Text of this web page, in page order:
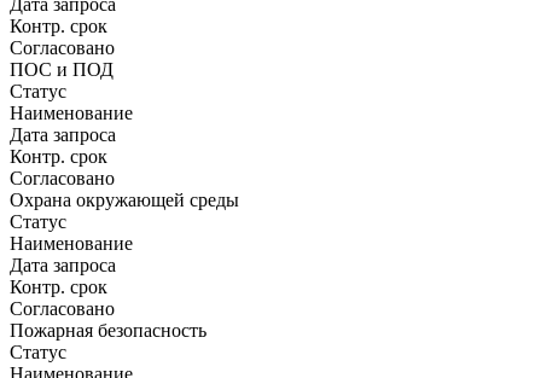
Дата запроса
Контр. срок
Согласовано
ПОС и ПОД
Статус
Наименование
Дата запроса
Контр. срок
Согласовано
Охрана окружающей среды
Статус
Наименование
Дата запроса
Контр. срок
Согласовано
Пожарная безопасность
Статус
Наименование